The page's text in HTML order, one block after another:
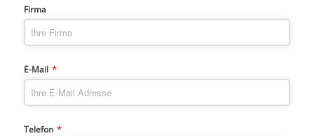
Firma
E-Mail *
Telefon *